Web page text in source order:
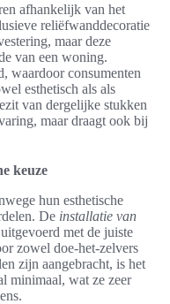
afhankelijk van het
reliëfwanddecoratie
maar deze
van een woning.
waardoor consumenten
esthetisch als als
van dergelijke stukken
maar draagt ook bij
keuze
hun esthetische
De installatie van
met de juiste
zowel doe-het-zelvers
zijn aangebracht, is het
minimaal, wat ze zeer